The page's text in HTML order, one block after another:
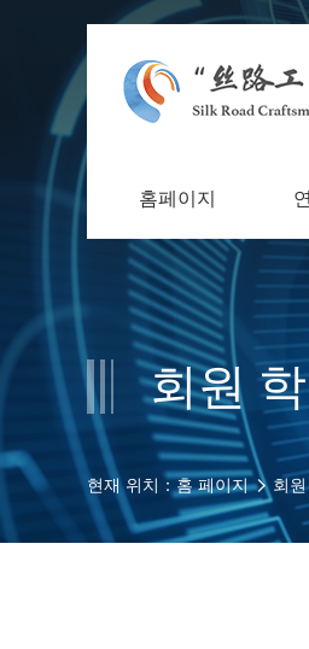
홈페이지
회원
현재 위치：홈 페이지 회